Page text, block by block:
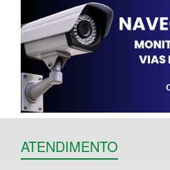
ATENDIMENTO